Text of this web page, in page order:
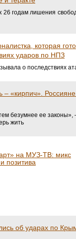
26 годам лишения
которая
ударов по НПЗ
о последствиях
«кирпич».
безумнее ее
жить
на МУЗ‑ТВ: микс
позитива
об ударах по